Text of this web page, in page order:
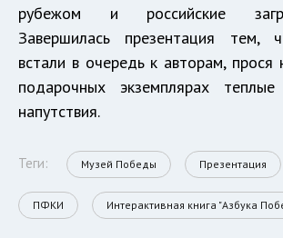
рубежом и российские
Завершилась презентация тем,
встали в очередь к авторам, прося
подарочных экземплярах
напутствия.
Теги: Музей Победы Презентация
ПФКИ Интерактивная книга "Азбука